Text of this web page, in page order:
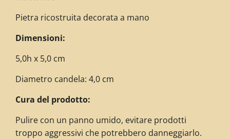
Pietra ricostruita decorata a mano
Dimensioni:
5,0h x 5,0 cm
Diametro candela: 4,0 cm
Cura del prodotto:
Pulire con un panno umido, evitare prodotti
troppo aggressivi che potrebbero danneggiarlo.